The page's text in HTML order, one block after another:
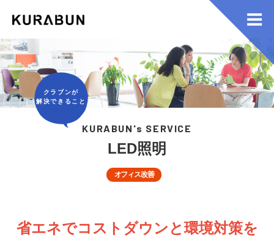
KURABUN's SERVICE
クラブンが
解決できること
LED照明
オフィス改善
省エネでコストダウンと環境対策を